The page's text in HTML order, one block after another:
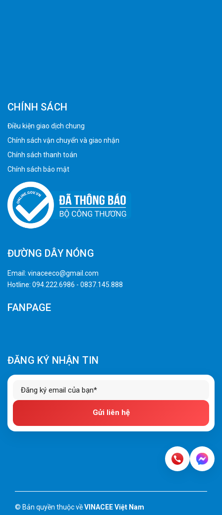
CHÍNH SÁCH
Điều kiện giao dịch chung
Chính sách vận chuyển và giao nhận
Chính sách thanh toán
Chính sách bảo mật
ĐƯỜNG DÂY NÓNG
Email: vinaceeco@gmail.com
Hotline: 094.222.6986 - 0837.145.888
FANPAGE
ĐĂNG KÝ NHẬN TIN
Gửi liên hệ
© Bản quyền thuộc vềVINACEE Việt Nam